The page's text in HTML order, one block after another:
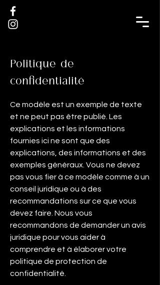
Politique de
confidentialité
Ce modèle est un exemple de texte
et ne peut pas être publié. Les
explications et les informations
fournies ici ne sont que des
explications, des informations et des
exemples généraux. Vous ne devez
pas vous fier à ce modèle comme à un
conseil juridique ou à des
recommandations sur ce que vous
devez faire. Nous vous
recommandons de demander un avis
juridique pour vous aider à
comprendre et à élaborer votre
politique de protection de
confidentialité.